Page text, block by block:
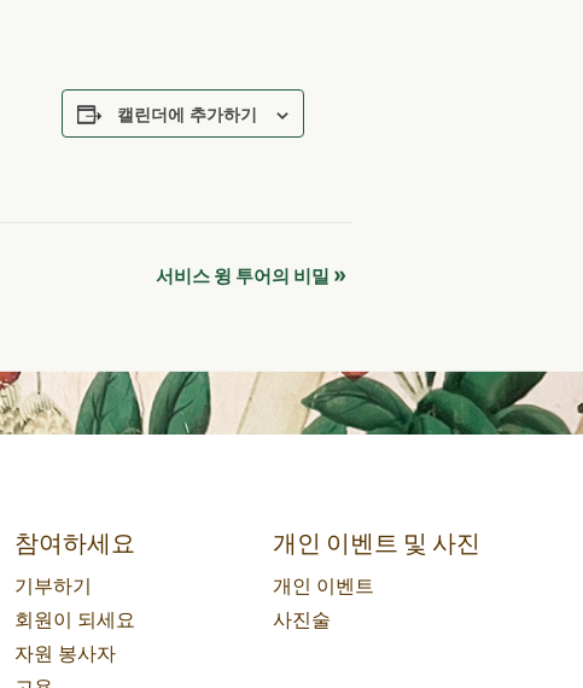
캘린더에 추가하기
서비스 윙 투어의 비밀 »
참여하세요
기부하기
회원이 되세요
자원 봉사자
개인 이벤트 및 사진
개인 이벤트
사진술